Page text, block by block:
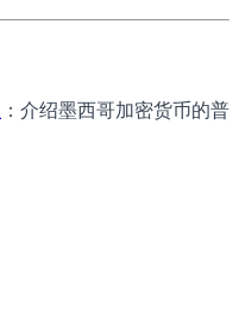
：介绍墨西哥加密货币的普